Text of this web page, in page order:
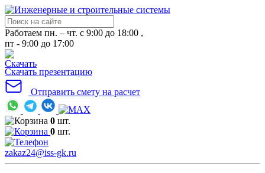
Работаем пн. – чт. с 9:00 до 18:00 ,
пт - 9:00 до 17:00
Скачать презентацию
Отправить смету на расчет
0 шт.
0 шт.
zakaz24@iss-gk.ru